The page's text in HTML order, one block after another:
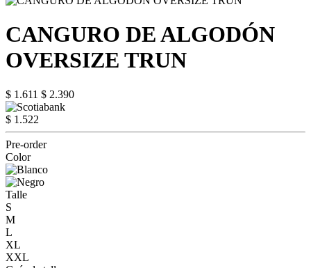
CANGURO DE ALGODÓN
OVERSIZE TRUN
$ 1.611 $ 2.390
$ 1.522
Pre-order
Color
Talle
S
M
L
XL
XXL